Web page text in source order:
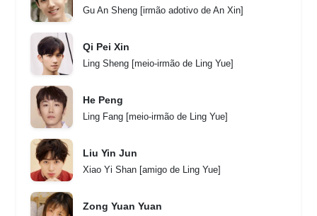
Gu An Sheng [irmão adotivo de An Xin]
Qi Pei Xin
Ling Sheng [meio-irmão de Ling Yue]
He Peng
Ling Fang [meio-irmão de Ling Yue]
Liu Yin Jun
Xiao Yi Shan [amigo de Ling Yue]
Zong Yuan Yuan